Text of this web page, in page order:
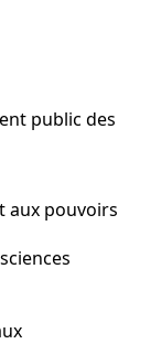
public des
aux pouvoirs